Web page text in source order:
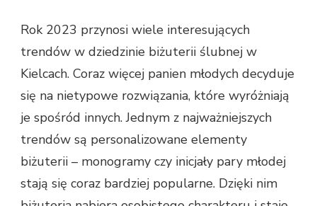
Rok 2023 przynosi wiele interesujących
trendów w dziedzinie biżuterii ślubnej w
Kielcach. Coraz więcej panien młodych decyduje
się na nietypowe rozwiązania, które wyróżniają
je spośród innych. Jednym z najważniejszych
trendów są personalizowane elementy
biżuterii – monogramy czy inicjały pary młodej
stają się coraz bardziej popularne. Dzięki nim